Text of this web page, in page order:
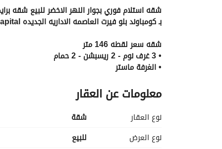
شقه استلام فوري بجوار النهر الاخضر للبيع شقه
بـ كومباوند بلو فيرت العاصمه الاداريه الجديده Bleu Vert New capital
شقه سعر لقطه 146 متر
• 3 غرف نوم - 2 ريسبشن - 2 حمام
• الغرفة ماستر
10% مقدم + اقســـــــــــــــــــــــــاط تصل الي 7 سنوات !!
للتفاصيل والمعاينه كلمني علي
او
ابعتلي واتساب وهتستلم صور ارض واقع وفيديو
معلومات عن العقار
نوع العقار
شقة
نوع العرض
للبيع